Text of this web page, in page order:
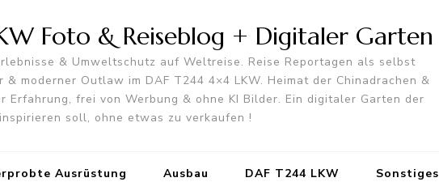
Foto & Reiseblog + Digitaler Garten
& Umweltschutz auf Weltreise. Reise Reportagen als selbst
moderner Outlaw im DAF T244 4×4 LKW. Heimat der Chinadrachen &
Erfahrung, frei von Werbung & ohne KI Bilder. Ein digitaler Garten der
inspirieren soll, ohne etwas zu verkaufen !
Ausrüstung Ausbau DAF T244 LKW Sonstiges